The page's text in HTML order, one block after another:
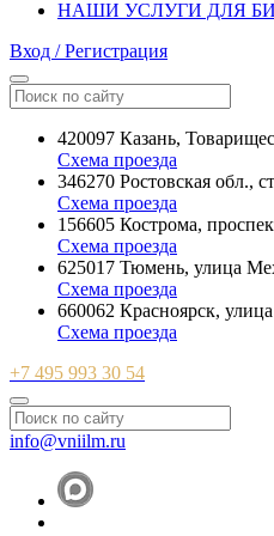
НАШИ УСЛУГИ ДЛЯ
Вход / Регистрация
420097 Казань,
Схема проезда
346270 Ростовская обл.,
Схема проезда
156605 Кострома,
Схема проезда
625017 Тюмень, улица
Схема проезда
660062 Красноярск,
Схема проезда
+7 495 993 30 54
info@vniilm.ru